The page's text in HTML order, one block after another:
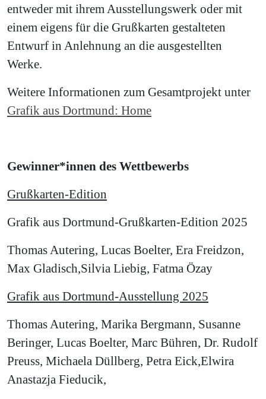
entweder mit ihrem Ausstellungswerk oder mit
einem eigens für die Grußkarten gestalteten
Entwurf in Anlehnung an die ausgestellten
Werke.
Weitere Informationen zum Gesamtprojekt unter
Grafik aus Dortmund: Home
Gewinner*innen des Wettbewerbs
Grußkarten-Edition
Grafik aus Dortmund-Grußkarten-Edition 2025
Thomas Autering, Lucas Boelter, Era Freidzon,
Max Gladisch,Silvia Liebig, Fatma Özay
Grafik aus Dortmund-Ausstellung 2025
Thomas Autering, Marika Bergmann, Susanne
Beringer, Lucas Boelter, Marc Bühren, Dr. Rudolf
Preuss, Michaela Düllberg, Petra Eick,Elwira
Anastazja Fieducik,